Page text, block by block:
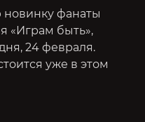
фанаты
«Играм быть»,
24 февраля.
уже в этом